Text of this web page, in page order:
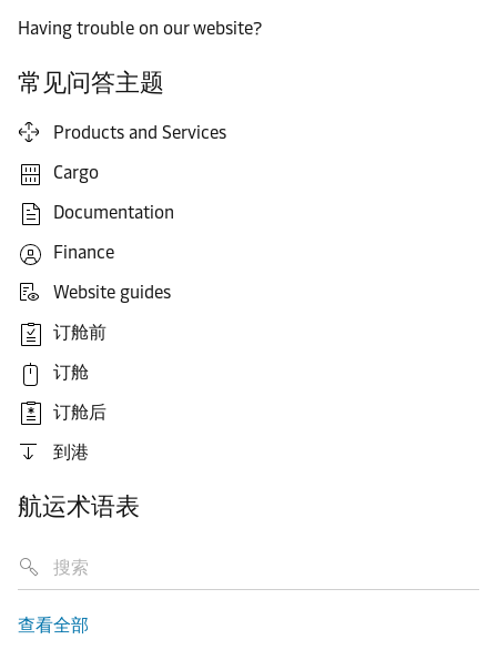
Having trouble on our website?
常见问答主题
Products and Services
Cargo
Documentation
Finance
Website guides
订舱前
订舱
订舱后
到港
航运术语表
查看全部